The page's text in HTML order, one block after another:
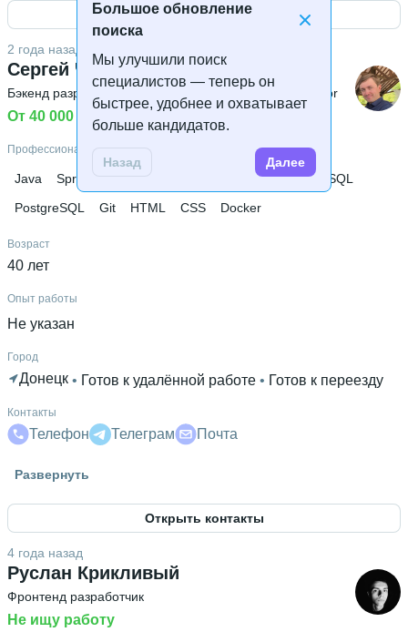
Большое обновление
поиска
Мы улучшили поиск
специалистов — теперь он
быстрее, удобнее и охватывает
больше кандидатов.
Назад Далее
месяц
Дополнительное образование
Lviv UX Hackathon 2017
Открыть контакты
Сергей Черепнин
2 года назад
Бэкенд разработчик Разработчик приложений Junior
От 40 000 ₽ • Ищу работу
Профессиональные навыки
Java Spring Boot Apache Maven
MySQL
PostgreSQL
Git HTML CSS Docker
Возраст
40 лет
Опыт работы
Не указан
Город
Донецк • Готов к удалённой работе • Готов к переезду
Контакты
Телефон Телеграм Почта
Высшее образование
месяцев
СБЕР x Studre Result School
Развернуть
Открыть контакты
Руслан Крикливый
4 года назад
Фронтенд разработчик
Не ищу работу